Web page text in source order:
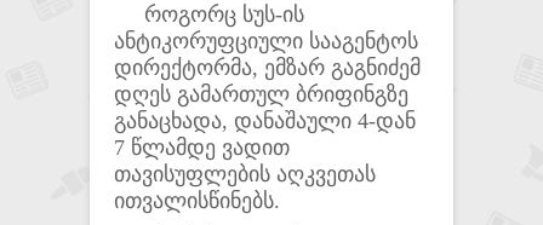
როგორც სუს-ის
ანტიკორუფციული სააგენტოს
დირექტორმა, ემზარ გაგნიძემ
დღეს გამართულ ბრიფინგზე
განაცხადა, დანაშაული 4-დან
7 წლამდე ვადით
თავისუფლების აღკვეთას
ითვალისწინებს.